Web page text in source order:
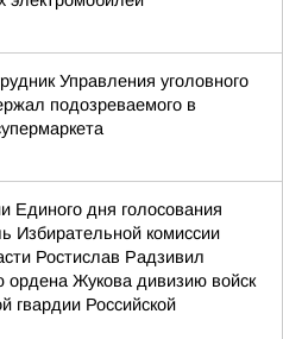
Управления уголовного
подозреваемого в
Единого дня голосования
Избирательной комиссии
Ростислав Радзивил
ордена Жукова дивизию войск
гвардии Российской